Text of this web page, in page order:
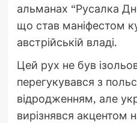
альманах “Русалка
що став маніфестом
австрійській владі.
Цей рух не був
перегукувався з
відродженням, але
вирізнявся акцентом